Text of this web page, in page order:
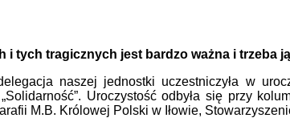
tych tragicznych jest bardzo ważna i trzeba
naszej jednostki uczestniczyła w
Uroczystość odbyła się przy
M.B. Królowej Polski w Iłowie,